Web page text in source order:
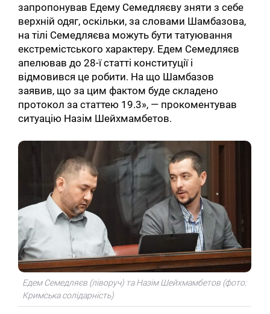
запропонував Едему Семедляєву зняти з себе
верхній одяг, оскільки, за словами Шамбазова,
на тілі Семедляєва можуть бути татуювання
екстремістського характеру. Едем Семедляєв
апелював до 28-ї статті конституції і
відмовився це робити. На що Шамбазов
заявив, що за цим фактом буде складено
протокол за статтею 19.3», — прокоментував
ситуацію Назім Шейхмамбетов.
Едем Семедляєв (ліворуч) та Назім Шейхмамбетов (фото:
Кримська солідарність)